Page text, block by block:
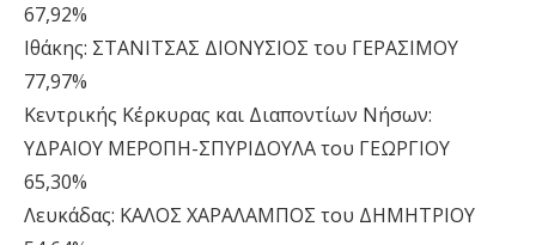
67,92%
Ιθάκης: ΣΤΑΝΙΤΣΑΣ ΔΙΟΝΥΣΙΟΣ του ΓΕΡΑΣΙΜΟΥ
77,97%
Κεντρικής Κέρκυρας και Διαποντίων Νήσων:
ΥΔΡΑΙΟΥ ΜΕΡΟΠΗ-ΣΠΥΡΙΔΟΥΛΑ του ΓΕΩΡΓΙΟΥ
65,30%
Λευκάδας: ΚΑΛΟΣ ΧΑΡΑΛΑΜΠΟΣ του ΔΗΜΗΤΡΙΟΥ